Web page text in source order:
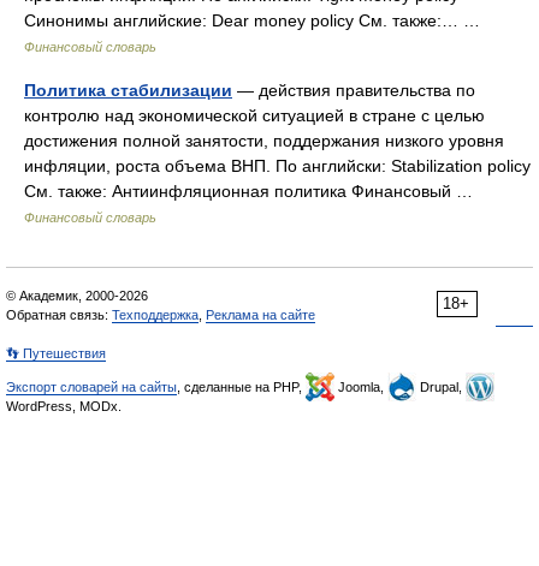
Синонимы английские: Dear money policy См. также:… …
Финансовый словарь
Политика стабилизации — действия правительства по
контролю над экономической ситуацией в стране с целью
достижения полной занятости, поддержания низкого уровня
инфляции, роста объема ВНП. По английски: Stabilization policy
См. также: Антиинфляционная политика Финансовый …
Финансовый словарь
18+
© Академик, 2000-2026
Обратная связь: Техподдержка Реклама на сайте
👣 Путешествия
Экспорт словарей на сайты , сделанные на PHP, Joomla,
Drupal,
WordPress, MODx.